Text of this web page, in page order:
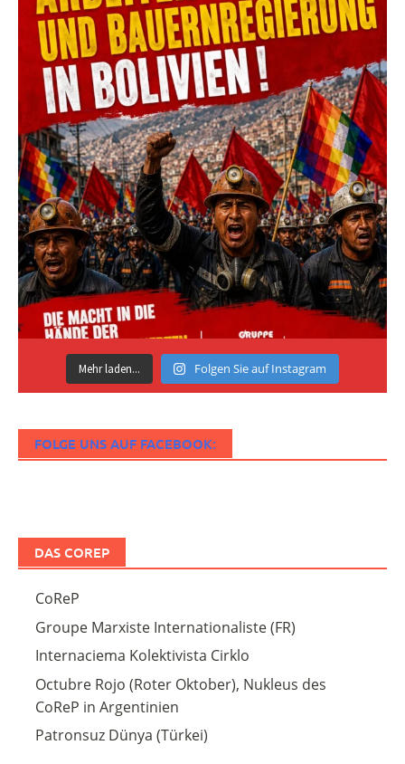
Mehr laden... Folgen Sie auf Instagram
FOLGE UNS AUF FACEBOOK:
DAS COREP
CoReP
Groupe Marxiste Internationaliste (FR)
Internaciema Kolektivista Cirklo
Octubre Rojo (Roter Oktober), Nukleus des
CoReP in Argentinien
Patronsuz Dünya (Türkei)